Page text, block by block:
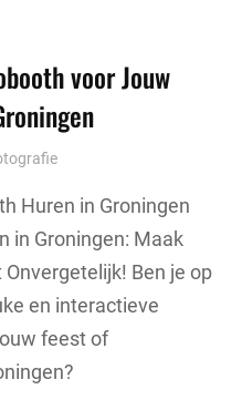
voor Jouw
Huren in Groningen
in Groningen: Maak
Ben je op
en interactieve
feest of